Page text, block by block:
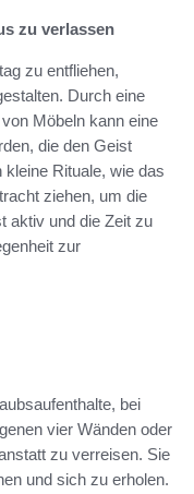
zu verlassen
zu entfliehen,
Durch eine
Möbeln kann eine
die den Geist
Rituale, wie das
ziehen, um die
aktiv und die Zeit zu
zur
bei
vier Wänden oder
zu verreisen. Sie
und sich zu erholen.